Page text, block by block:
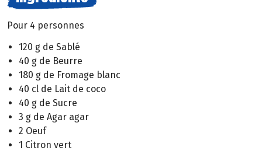
Pour 4 personnes
120 g de Sablé
40 g de Beurre
180 g de Fromage blanc
40 cl de Lait de coco
40 g de Sucre
3 g de Agar agar
2 Oeuf
1 Citron vert